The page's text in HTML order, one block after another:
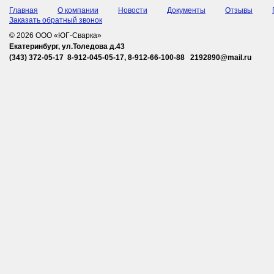
Главная О компании Новости Документы Отзывы
Заказать обратный звонок
© 2026 ООО «ЮГ-Сварка»
Екатеринбург, ул.Толедова д.43
(343) 372-05-17 8-912-045-05-17, 8-912-66-100-88 2192890@mail.ru